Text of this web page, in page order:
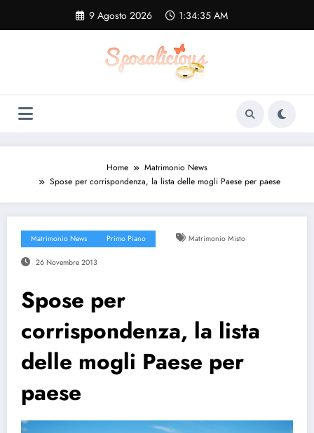
contenuto
9 Agosto 2026 1:34:35 AM
Home
Matrimonio News
Spose per corrispondenza, la lista delle mogli Paese per paese
Matrimonio News Primo Piano Matrimonio Misto
26 Novembre 2013
Spose per
corrispondenza, la lista
delle mogli Paese per
paese